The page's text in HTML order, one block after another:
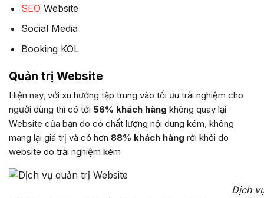
SEO Website
Social Media
Booking KOL
Quản trị Website
Hiện nay, với xu hướng tập trung vào tối ưu trải nghiệm cho
người dùng thì có tới 56% khách hàng không quay lại
Website của bạn do có chất lượng nội dung kém, không
mang lại giá trị và có hơn 88% khách hàng rời khỏi do
website do trải nghiệm kém
Dịch